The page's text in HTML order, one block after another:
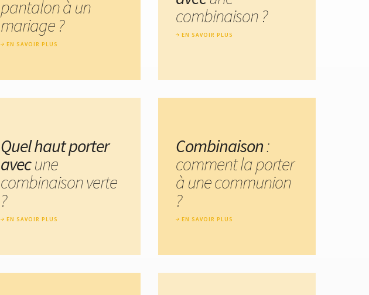
pantalon à un
mariage ?
EN SAVOIR PLUS
combinaison ?
EN SAVOIR PLUS
Quel haut porter
avecune
combinaison verte
?
EN SAVOIR PLUS
Combinaison:
comment la porter
à une communion
?
EN SAVOIR PLUS